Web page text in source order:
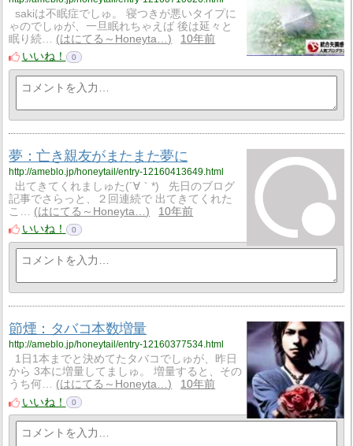
sakiは不眠症でしゅ。 寝つきが悪いタイプに
ゃのでしゅが、一旦眠れちゃえば 後は延々と
眠り続…
はにてる～Honeyta…
10年前
いいね！
0
夢：亡き親友がまたまた夢に
http://ameblo.jp/honeytail/entry-12160413649.html
出てきてくれましゅた(´∀｀*) 先日のブログ
記事でさらっと、２回連続で 出てきてくれた
こ…
はにてる～Honeyta…
10年前
いいね！
0
節煙：タバコ本数増量
http://ameblo.jp/honeytail/entry-12160377534.html
1日1本までと決めてたタバコでしゅが、昨日
から 3本に増量してましゅ。 増量すると、その
うち何…
はにてる～Honeyta…
10年前
いいね！
0